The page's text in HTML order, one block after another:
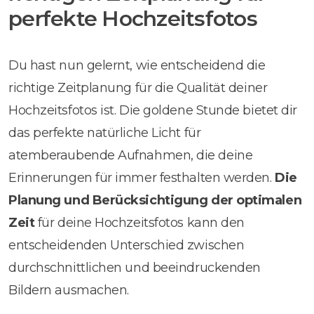
perfekte Hochzeitsfotos
Du hast nun gelernt, wie entscheidend die
richtige Zeitplanung für die Qualität deiner
Hochzeitsfotos ist. Die goldene Stunde bietet dir
das perfekte natürliche Licht für
atemberaubende Aufnahmen, die deine
Erinnerungen für immer festhalten werden. Die
Planung und Berücksichtigung der optimalen
Zeitfür deine Hochzeitsfotos kann den
entscheidenden Unterschied zwischen
durchschnittlichen und beeindruckenden
Bildern ausmachen.